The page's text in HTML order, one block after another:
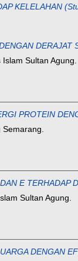
KELELAHAN
Sultan Agung.
PROTEIN
Semarang.
E
Sultan Agung.
DENGAN